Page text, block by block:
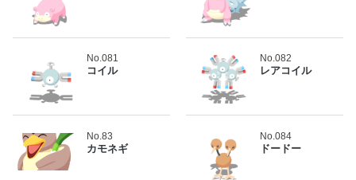
No.081
コイル
No.082
レアコイル
No.83
カモネギ
No.084
ドードー